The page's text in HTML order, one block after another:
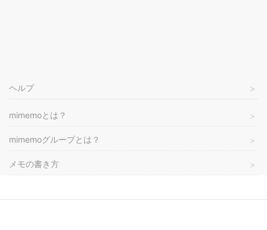
ヘルプ
mimemoとは？
mimemoグループとは？
メモの書き方